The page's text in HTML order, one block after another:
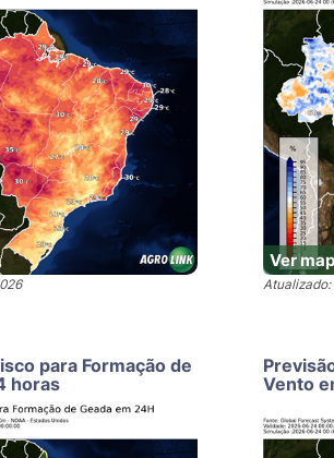
Ver
para Formação de
horas
Vento